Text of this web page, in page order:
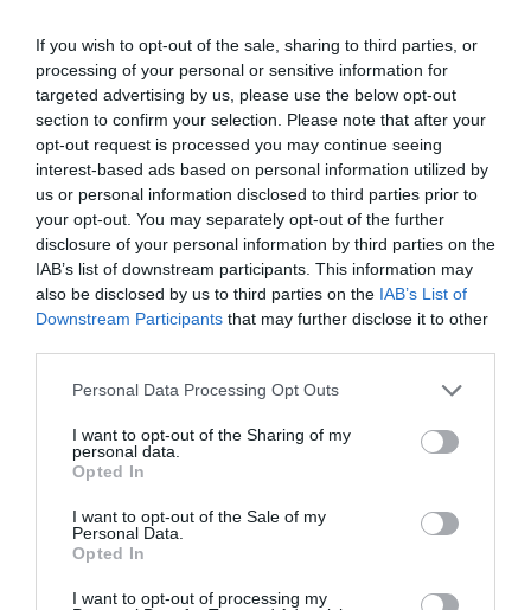
If you wish to opt-out of the sale, sharing to third parties, or
processing of your personal or sensitive information for
targeted advertising by us, please use the below opt-out
section to confirm your selection. Please note that after your
opt-out request is processed you may continue seeing
interest-based ads based on personal information utilized by
us or personal information disclosed to third parties prior to
your opt-out. You may separately opt-out of the further
disclosure of your personal information by third parties on the
IAB’s list of downstream participants. This information may
also be disclosed by us to third parties on the IAB’s List of
Downstream Participants that may further disclose it to other
Please note that this website/app uses one or more Google
not limited to your visit or usage behaviour. You may click to
grant or deny consent to Google and its third-party tags to
use your data for below specified purposes in below Google
consent section.
Personal Data Processing Opt Outs
I want to opt-out of the Sharing of my
personal data.
Opted In
I want to opt-out of the Sale of my
Personal Data.
Opted In
I want to opt-out of processing my
ΠΕΡΙΣΣΟΤΕΡA
06.08.2026
ΕΒΕΠ: Συνάντηση συνεργασίας με τον Τάκη
Θεοδωρικάκο ενόψει ΔΕΘ